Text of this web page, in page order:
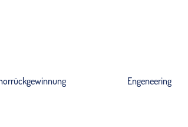
Engeneering